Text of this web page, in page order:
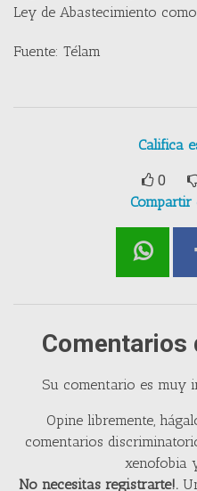
Ley de Abastecimiento
Fuente: Télam
Califica
0
Comentarios
Su comentario es muy
Opine libremente,
comentarios
xenofobia
No necesitas registrarte!.